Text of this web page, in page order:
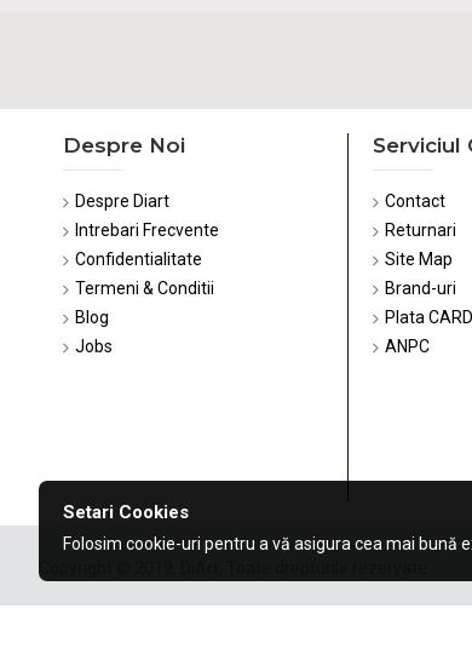
Despre Noi
Despre Diart
Intrebari Frecvente
Confidentialitate
Termeni & Conditii
Blog
Jobs
Serviciul
Contact
Returnari
Site Map
Brand-uri
Plata CARD
ANPC
Setari Cookies
Folosim cookie-uri pentru a vă asigura cea mai bună